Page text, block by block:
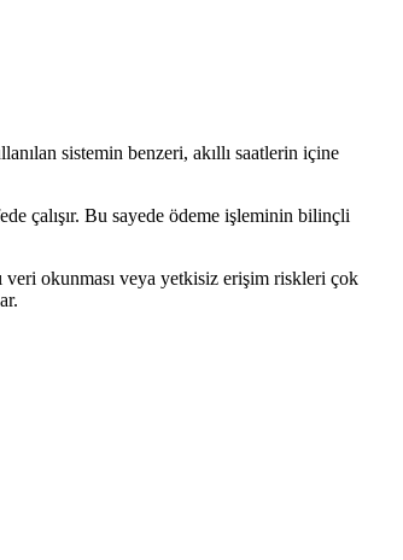
sistemin benzeri, akıllı saatlerin içine
çalışır. Bu sayede ödeme işleminin bilinçli
veri okunması veya yetkisiz erişim riskleri çok